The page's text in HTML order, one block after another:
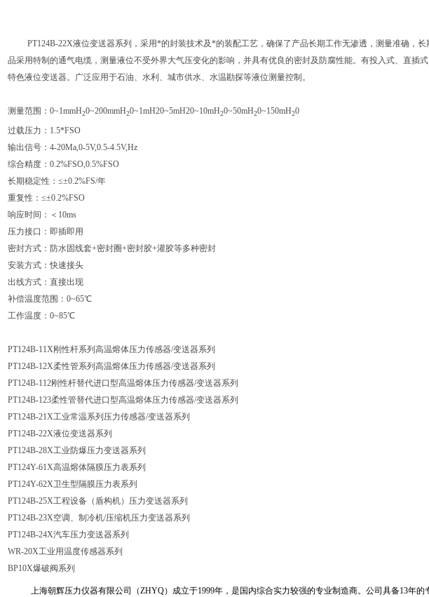
PT124B-22X液位变送器系列，采用*的封装技术及*的装配工艺，确保了产品长期工作无渗透，测量准确，
品采用特制的通气电缆，测量液位不受外界大气压变化的影响，并具有优良的密封及防腐性能。有投入式、直插
特色液位变送器。广泛应用于石油、水利、城市供水、水温勘探等液位测量控制。
测量范围： 0~1mmH20~200mmH20~1mH20~5mH20~10mH20~50mH20~150mH20
过载压力： 1.5*FSO
输出信号： 4-20Ma,0-5V,0.5-4.5V,Hz
综合精度： 0.2%FSO,0.5%FSO
长期稳定性：≤±0.2%FS/年
重复性：≤±0.2%FSO
响应时间：＜ 10ms
压力接口：即插即用
密封方式：防水固线套+密封圈+密封胶+灌胶等多种密封
安装方式：快速接头
出线方式：直接出现
补偿温度范围： 0~65℃
工作温度： 0~85℃
PT124B-11X刚性杆系列高温熔体压力传感器/变送器系列
PT124B-12X柔性管系列高温熔体压力传感器/变送器系列
PT124B-112刚性杆替代进口型高温熔体压力传感器/变送器系列
PT124B-123柔性管替代进口型高温熔体压力传感器/变送器系列
PT124B-21X工业常温系列压力传感器/变送器系列
PT124B-22X液位变送器系列
PT124B-28X工业防爆压力变送器系列
PT124Y-61X高温熔体隔膜压力表系列
PT124Y-62X卫生型隔膜压力表系列
PT124B-25X工程设备（盾构机）压力变送器系列
PT124B-23X空调、制冷机/压缩机压力变送器系列
PT124B-24X汽车压力变送器系列
WR-20X工业用温度传感器系列
BP10X爆破阀系列
上海朝辉压力仪器有限公司（ZHYQ）成立于1999年，是国内综合实力较强的专业制造商。公司具备13年的